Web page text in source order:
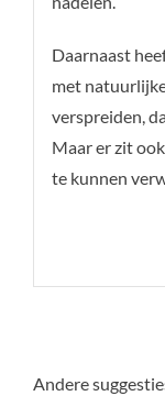
Daarnaast
met
verspreiden,
Maar er zit
te kunnen
Andere